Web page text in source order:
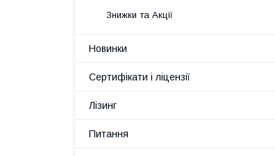
Знижки та Акції
Новинки
Сертифікати і ліцензії
Лізинг
Питання